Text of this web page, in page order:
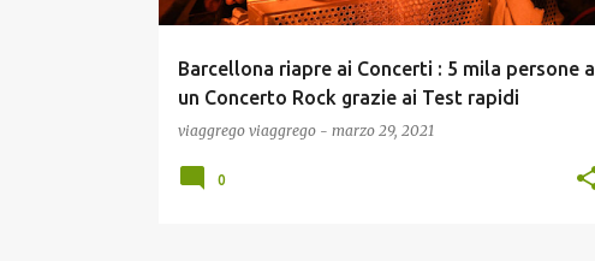
Barcellona riapre ai Concerti : 5 mila persone a
un Concerto Rock grazie ai Test rapidi
viaggrego viaggrego - marzo 29, 2021
0